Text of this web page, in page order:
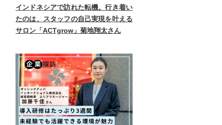
インドネシアで訪れた転機。行き着い
たのは、スタッフの自己実現を叶える
サロン「ACTgrow」菊地翔太さん